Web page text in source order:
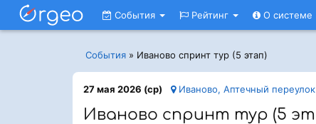
События Рейтинг О системе
События » Иваново спринт тур (5 этап)
27 мая 2026 (ср) Иваново, Аптечный переулок
Иваново спринт тур (5